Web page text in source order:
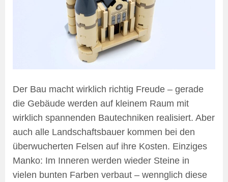
Der Bau macht wirklich richtig Freude – gerade
die Gebäude werden auf kleinem Raum mit
wirklich spannenden Bautechniken realisiert. Aber
auch alle Landschaftsbauer kommen bei den
überwucherten Felsen auf ihre Kosten. Einziges
Manko: Im Inneren werden wieder Steine in
vielen bunten Farben verbaut – wennglich diese